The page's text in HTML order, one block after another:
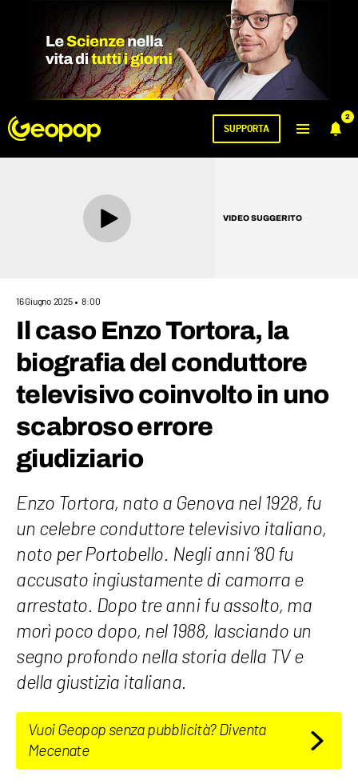
2
SUPPORTA
VIDEO SUGGERITO
16 Giugno 2025 8:00
Il caso Enzo Tortora, la
biografia del conduttore
televisivo coinvolto in uno
scabroso errore
giudiziario
Enzo Tortora, nato a Genova nel 1928, fu
un celebre conduttore televisivo italiano,
noto per Portobello. Negli anni ’80 fu
accusato ingiustamente di camorra e
arrestato. Dopo tre anni fu assolto, ma
morì poco dopo, nel 1988, lasciando un
segno profondo nella storia della TV e
della giustizia italiana.
Vuoi Geopop senza pubblicità? Diventa
Mecenate